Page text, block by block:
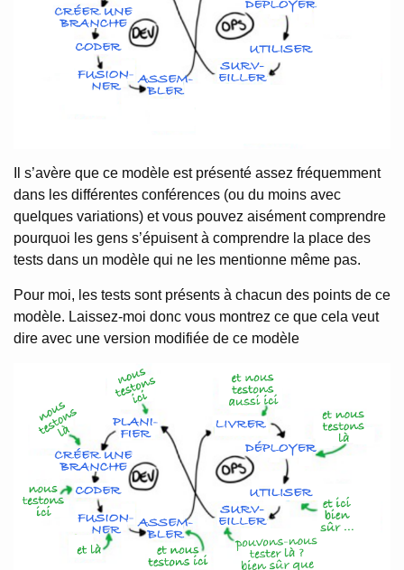
Il s’avère que ce modèle est présenté assez fréquemment
dans les différentes conférences (ou du moins avec
quelques variations) et vous pouvez aisément comprendre
pourquoi les gens s’épuisent à comprendre la place des
tests dans un modèle qui ne les mentionne même pas.
Pour moi, les tests sont présents à chacun des points de ce
modèle. Laissez-moi donc vous montrez ce que cela veut
dire avec une version modifiée de ce modèle